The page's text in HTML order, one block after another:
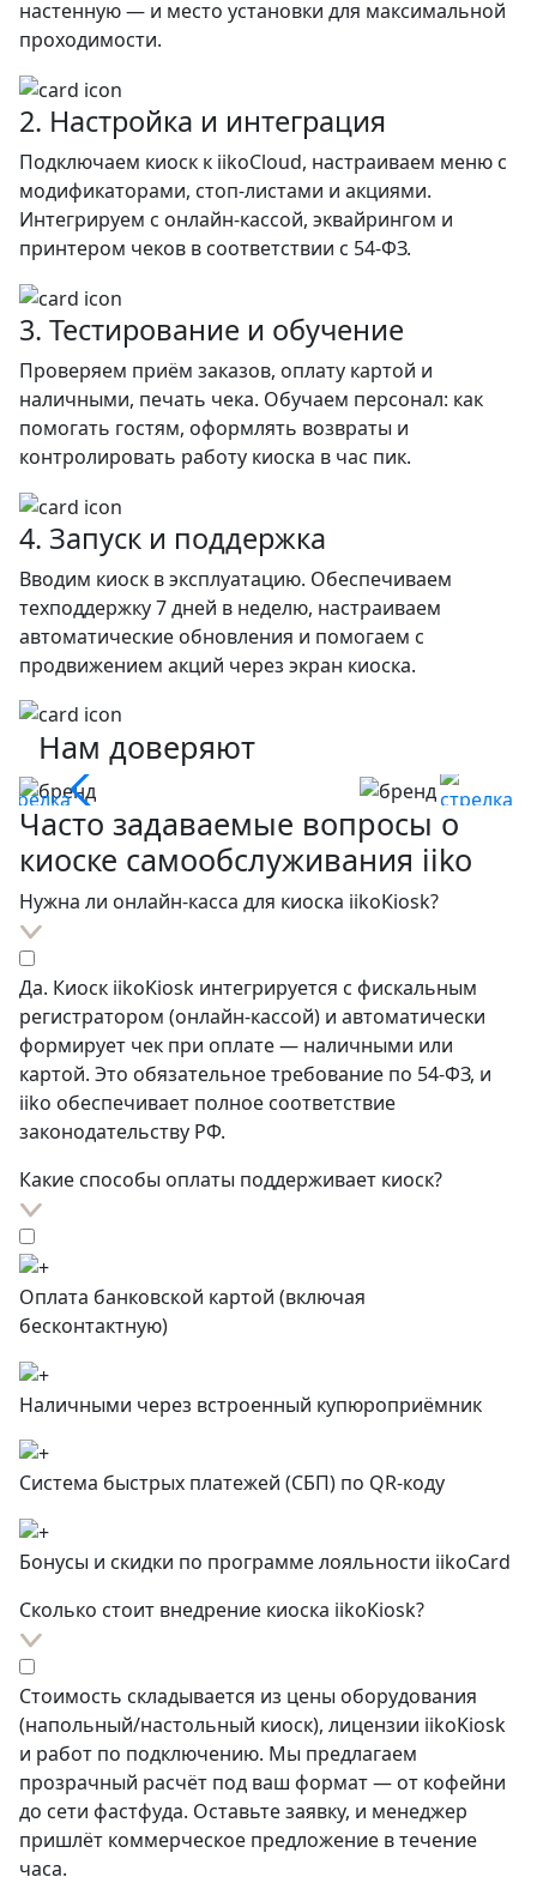
настенную — и место установки для максимальной
проходимости.
2. Настройка и интеграция
Подключаем киоск к iikoCloud, настраиваем меню с
модификаторами, стоп-листами и акциями.
Интегрируем с онлайн-кассой, эквайрингом и
принтером чеков в соответствии с 54-ФЗ.
3. Тестирование и обучение
Проверяем приём заказов, оплату картой и
наличными, печать чека. Обучаем персонал: как
помогать гостям, оформлять возвраты и
контролировать работу киоска в час пик.
4. Запуск и поддержка
Вводим киоск в эксплуатацию. Обеспечиваем
техподдержку 7 дней в неделю, настраиваем
автоматические обновления и помогаем с
продвижением акций через экран киоска.
Нам доверяют
Часто задаваемые вопросы о
киоске самообслуживания iiko
Нужна ли онлайн-касса для киоска iikoKiosk?
Да. Киоск iikoKiosk интегрируется с фискальным
регистратором (онлайн-кассой) и автоматически
формирует чек при оплате — наличными или
картой. Это обязательное требование по 54-ФЗ, и
iiko обеспечивает полное соответствие
законодательству РФ.
Какие способы оплаты поддерживает киоск?
Оплата банковской картой (включая
бесконтактную)
Наличными через встроенный купюроприёмник
Система быстрых платежей (СБП) по QR-коду
Бонусы и скидки по программе лояльности iikoCard
Сколько стоит внедрение киоска iikoKiosk?
Стоимость складывается из цены оборудования
(напольный/настольный киоск), лицензии iikoKiosk
и работ по подключению. Мы предлагаем
прозрачный расчёт под ваш формат — от кофейни
до сети фастфуда. Оставьте заявку, и менеджер
пришлёт коммерческое предложение в течение
часа.